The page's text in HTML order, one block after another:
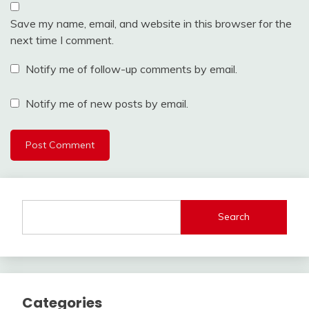
Save my name, email, and website in this browser for the
next time I comment.
Notify me of follow-up comments by email.
Notify me of new posts by email.
Search
Categories